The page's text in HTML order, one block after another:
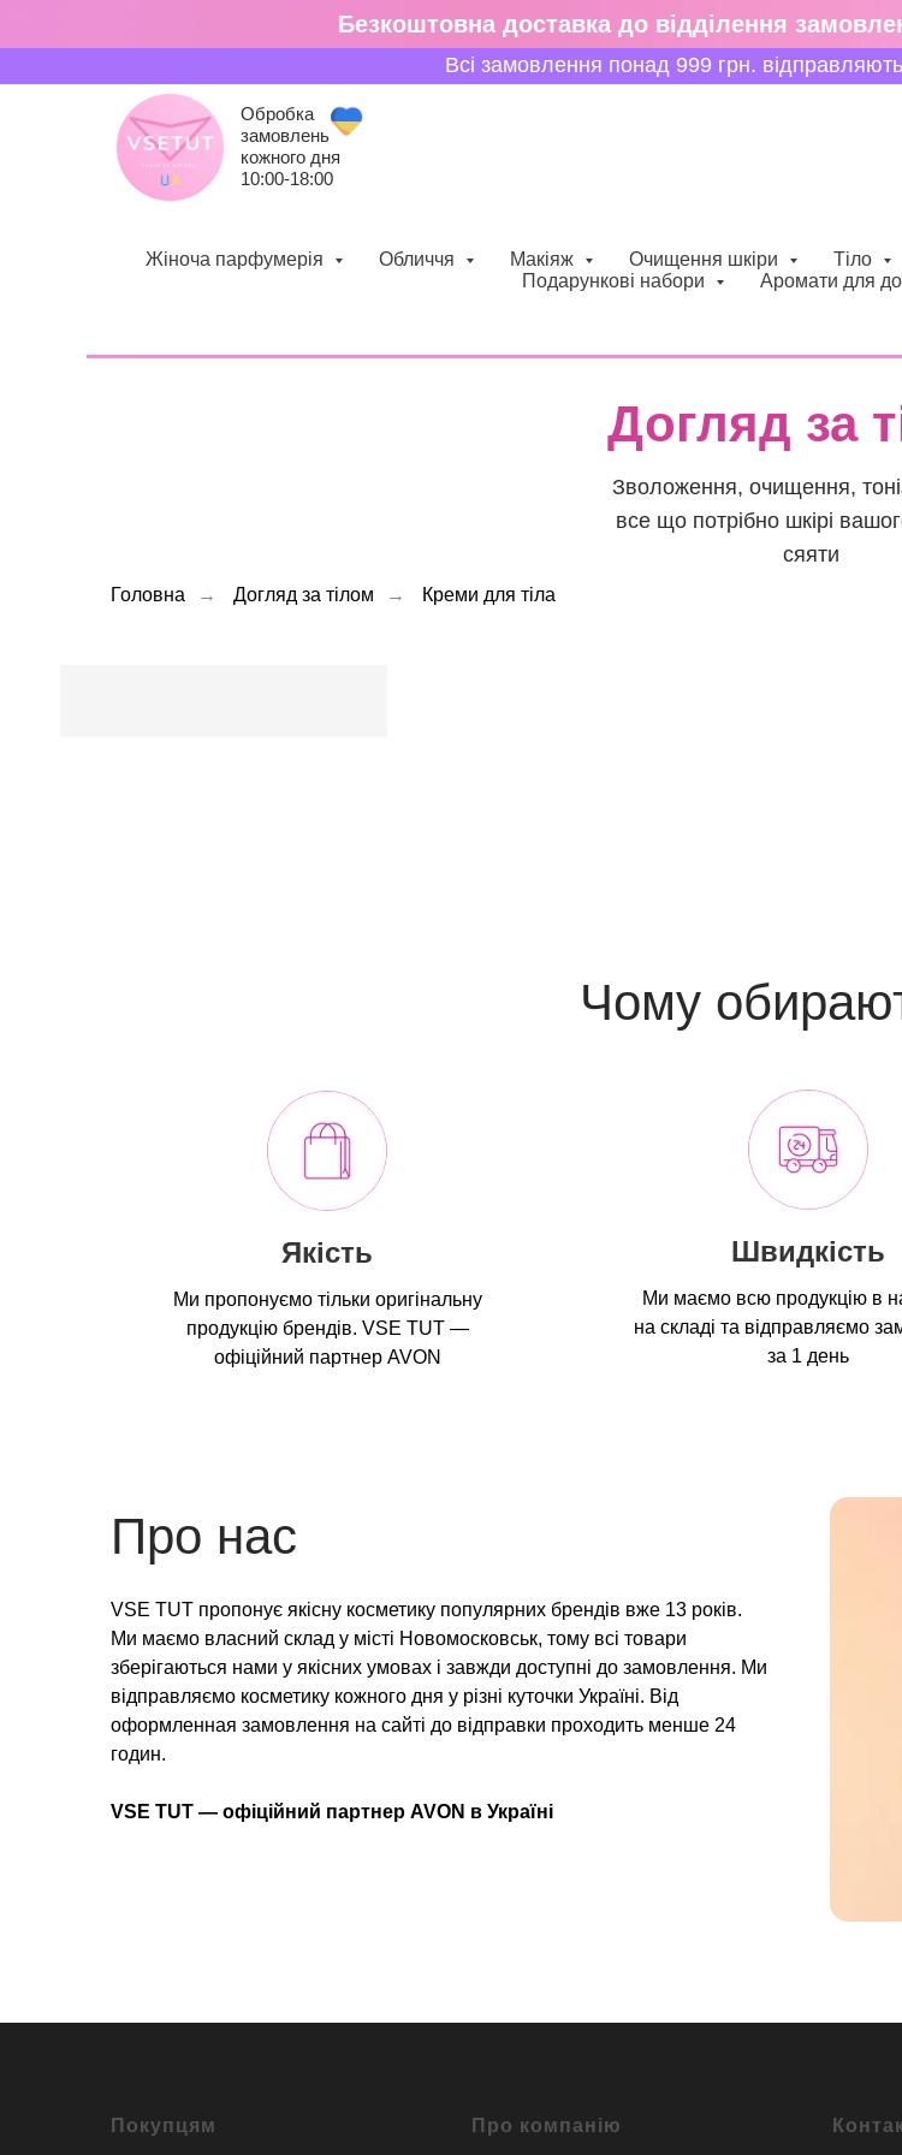
Безкоштовна доставка до відділення
знижки
Всі замовлення понад 999 грн.
Обробка
замовлень
кожного дня
10:00-18:00
Жіноча парфумерія Обличчя Макіяж Очищення шкіри Тіло
Подарункові набори
Аромати для
Догляд за
Зволоження, очищення,
все що потрібно шкірі
сяяти
Головна → Догляд за тілом → Креми для тіла
Ми пропонуємо тільки оригінальну
продукцію брендів. VSE TUT —
офіційний партнер AVON
Ми маємо всю продукцію в
на складі та відправляємо
за 1 день
Якість Швидкість
Чому
VSE TUT пропонує якісну косметику популярних брендів вже 13 років.
Ми маємо власний склад у місті Новомосковськ, тому всі товари
зберігаються нами у якісних умовах і завжди доступні до замовлення. Ми
відправляємо косметику кожного дня у різні куточки Україні. Від
оформленная замовлення на сайті до відправки проходить менше 24
годин.
VSE TUT — офіційний партнер AVON в Україні
Про нас
Покупцям Про компанію